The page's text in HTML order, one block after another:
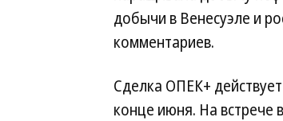
добычи в Венесуэле и
комментариев.
Сделка ОПЕК+
конце июня. На встрече